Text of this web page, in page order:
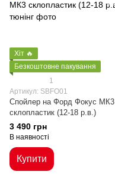
Хіт 🔥
Безкоштовне пакування
1
Артикул: SBFO01
Спойлер на Форд Фокус МК3
склопластик (12-18 р.в.)
3 490 грн
В наявності
Купити